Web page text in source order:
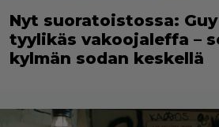
Nyt suoratoistossa:
tyylikäs vakoojaleffa –
kylmän sodan keskellä